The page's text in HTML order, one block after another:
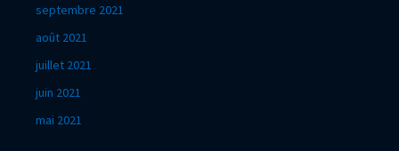
septembre 2021
août 2021
juillet 2021
juin 2021
mai 2021